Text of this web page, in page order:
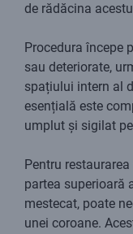
de rădăcina
Procedura începe
sau deteriorate,
spațiului intern al
esențială este
umplut și sigilat
Pentru
partea superioară
mestecat, poate
unei coroane.